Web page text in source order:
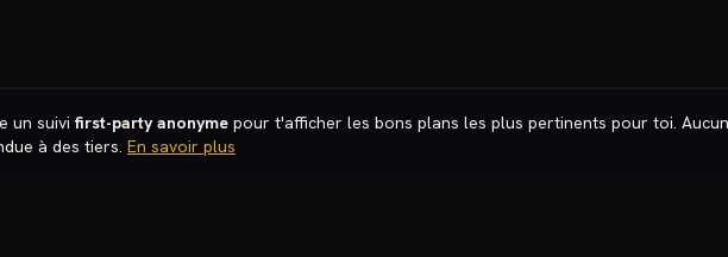
un suivifirst-party anonyme pour t'afficher les bons plans les plus pertinents pour toi.
à des tiers. En savoir plus